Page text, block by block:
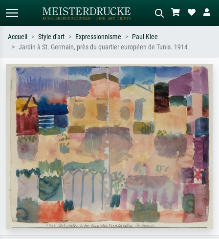
Recherchez par artiste, titre ou style –
ex. Monet, Nuit étoilée,
impressionnisme, vague de Hokusai,
nu.
Décrivez la scène – ex. prairie verte,
abstrait avec beaucoup de rouge,
tableau sombre, nu debout près d'un
arbre.
Accueil Style d'art Expressionnisme
Paul Klee
Jardin à St. Germain, près du quartier européen de Tunis. 1914